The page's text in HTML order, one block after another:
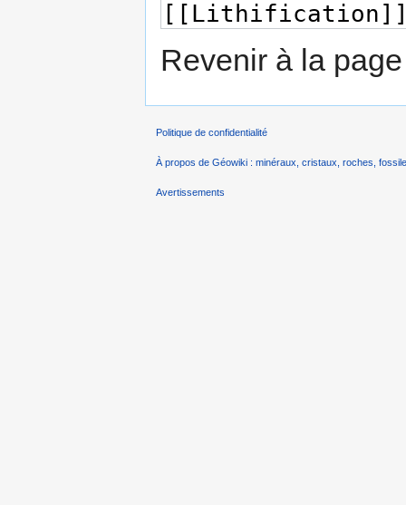
Revenir à la
Politique de confidentialité
À propos de Géowiki : minéraux, cristaux, roches,
Avertissements